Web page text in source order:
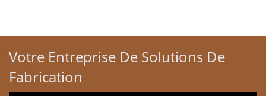
Votre Entreprise De Solutions De
Fabrication